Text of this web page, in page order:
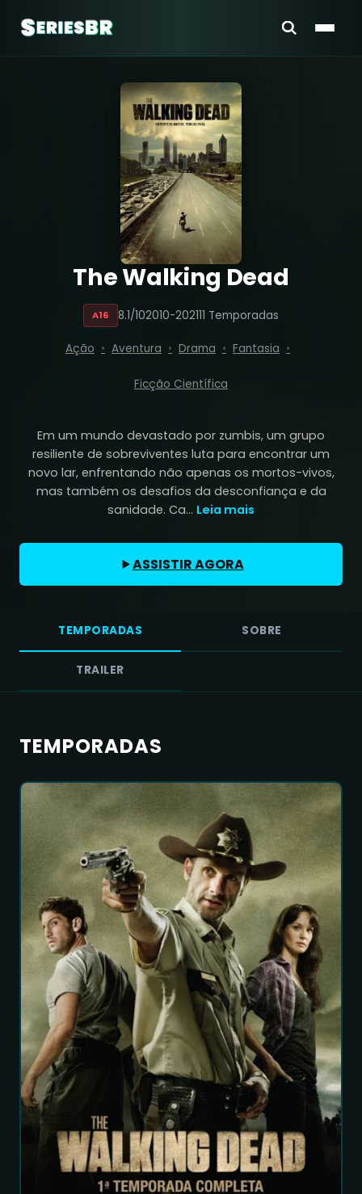
The Walking Dead
A16 8.1/102010-202111 Temporadas
Ação Aventura Drama Fantasia
Ficção Científica
Em um mundo devastado por zumbis, um grupo
resiliente de sobreviventes luta para encontrar um
novo lar, enfrentando não apenas os mortos-vivos,
mas também os desafios da desconfiança e da
sanidade. Ca... Leia mais
ASSISTIR AGORA
TEMPORADAS SOBRE
TRAILER
TEMPORADAS